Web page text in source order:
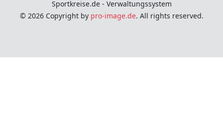
Sportkreise.de - Verwaltungssystem
© 2026 Copyright by pro-image.de. All rights reserved.